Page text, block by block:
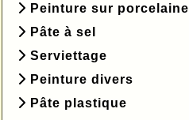
Peinture sur porcelaine
Pâte à sel
Serviettage
Peinture divers
Pâte plastique